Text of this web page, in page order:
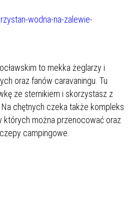
wodna-na-zalewie-
to mekka żeglarzy i
oraz fanów caravaningu. Tu
ze sternikiem i skorzystasz z
. Na chętnych czeka także kompleks
których można przenocować oraz
campingowe.